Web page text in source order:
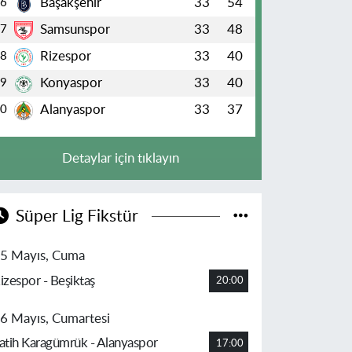
6 Başakşehir 33 54
7 Samsunspor 33 48
8 Rizespor 33 40
9 Konyaspor 33 40
Alanyaspor 33 37
Detaylar için tıklayın
Süper Lig Fikstür
Mayıs, Cuma
- Beşiktaş
20:00
Mayıs, Cumartesi
Karagümrük - Alanyaspor
17:00